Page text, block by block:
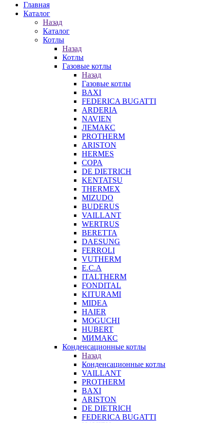
Главная
Каталог
Назад
Каталог
Котлы
Назад
Котлы
Газовые котлы
Назад
Газовые котлы
BAXI
FEDERICA BUGATTI
ARDERIA
NAVIEN
ЛЕМАКС
PROTHERM
ARISTON
HERMES
COPA
DE DIETRICH
KENTATSU
THERMEX
MIZUDO
BUDERUS
VAILLANT
WERTRUS
BERETTA
DAESUNG
FERROLI
VUTHERM
E.C.A
ITALTHERM
FONDITAL
KITURAMI
MIDEA
HAIER
MOGUCHI
HUBERT
МИМАКС
Конденсационные котлы
Назад
Конденсационные котлы
VAILLANT
PROTHERM
BAXI
ARISTON
DE DIETRICH
FEDERICA BUGATTI